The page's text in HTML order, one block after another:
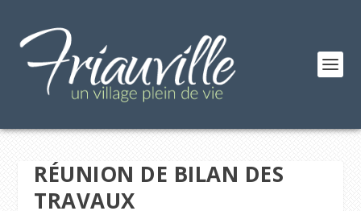
RÉUNION DE BILAN DES
TRAVAUX